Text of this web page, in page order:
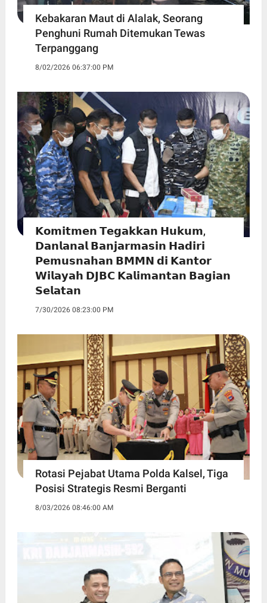
Kebakaran Maut di Alalak, Seorang
Penghuni Rumah Ditemukan Tewas
Terpanggang
8/02/2026 06:37:00 PM
𝗞𝗼𝗺𝗶𝘁𝗺𝗲𝗻 𝗧𝗲𝗴𝗮𝗸𝗸𝗮𝗻 𝗛𝘂𝗸𝘂𝗺,
𝗗𝗮𝗻𝗹𝗮𝗻𝗮𝗹 𝗕𝗮𝗻𝗷𝗮𝗿𝗺𝗮𝘀𝗶𝗻 𝗛𝗮𝗱𝗶𝗿𝗶
𝗣𝗲𝗺𝘂𝘀𝗻𝗮𝗵𝗮𝗻 𝗕𝗠𝗠𝗡 𝗱𝗶 𝗞𝗮𝗻𝘁𝗼𝗿
𝗪𝗶𝗹𝗮𝘆𝗮𝗵 𝗗𝗝𝗕𝗖 𝗞𝗮𝗹𝗶𝗺𝗮𝗻𝘁𝗮𝗻 𝗕𝗮𝗴𝗶𝗮𝗻
𝗦𝗲𝗹𝗮𝘁𝗮𝗻
7/30/2026 08:23:00 PM
Rotasi Pejabat Utama Polda Kalsel, Tiga
Posisi Strategis Resmi Berganti
8/03/2026 08:46:00 AM